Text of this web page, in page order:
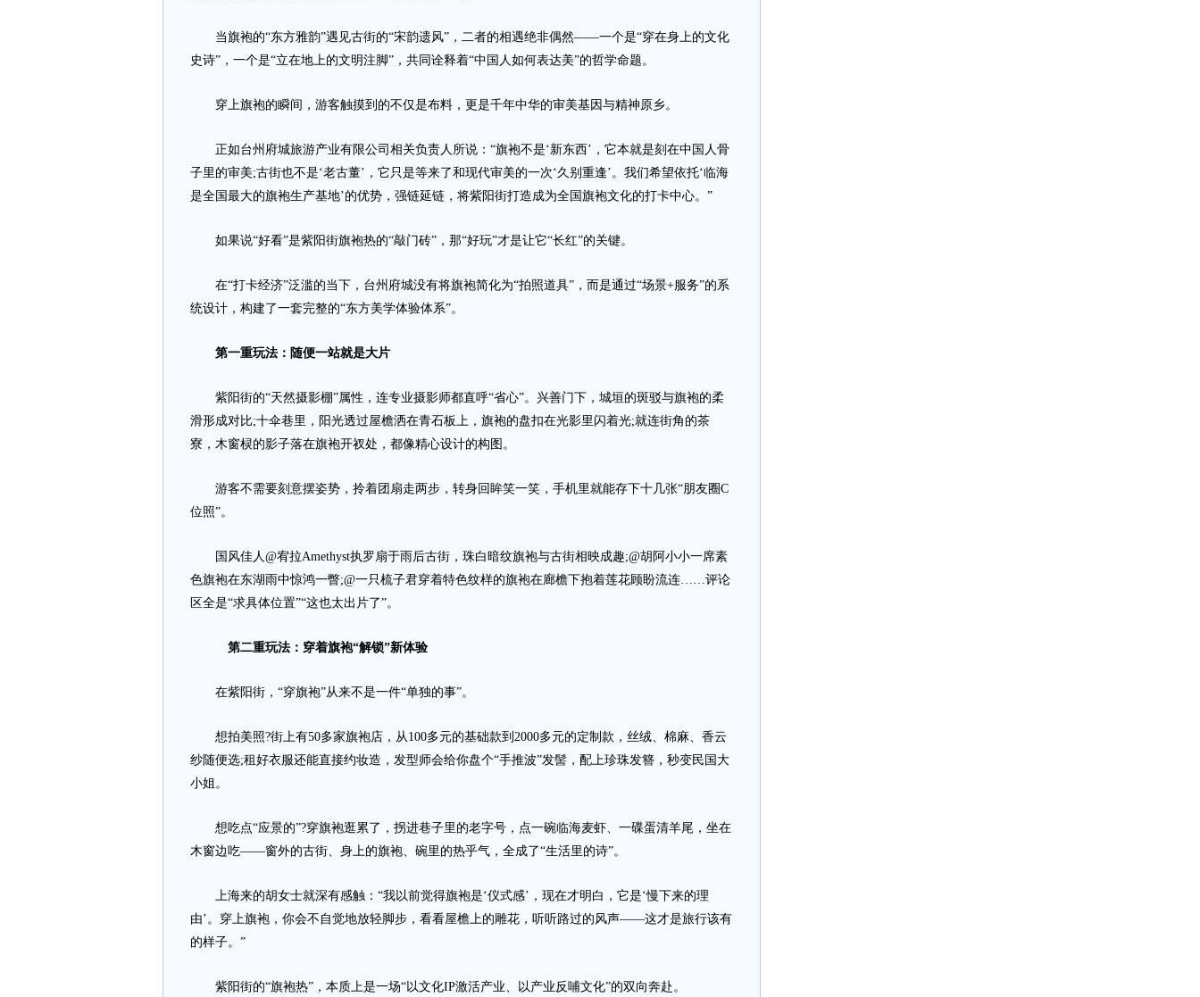
当旗袍的“东方雅韵”遇见古街的“宋韵遗风”，二者的相遇绝非偶然——一个是“穿在身上的文化
史诗”，一个是“立在地上的文明注脚”，共同诠释着“中国人如何表达美”的哲学命题。
穿上旗袍的瞬间，游客触摸到的不仅是布料，更是千年中华的审美基因与精神原乡。
正如台州府城旅游产业有限公司相关负责人所说：“旗袍不是‘新东西’，它本就是刻在中国人骨
子里的审美;古街也不是‘老古董’，它只是等来了和现代审美的一次‘久别重逢’。我们希望依托‘临海
是全国最大的旗袍生产基地’的优势，强链延链，将紫阳街打造成为全国旗袍文化的打卡中心。”
如果说“好看”是紫阳街旗袍热的“敲门砖”，那“好玩”才是让它“长红”的关键。
在“打卡经济”泛滥的当下，台州府城没有将旗袍简化为“拍照道具”，而是通过“场景+服务”的系
统设计，构建了一套完整的“东方美学体验体系”。
第一重玩法：随便一站就是大片
紫阳街的“天然摄影棚”属性，连专业摄影师都直呼“省心”。兴善门下，城垣的斑驳与旗袍的柔
滑形成对比;十伞巷里，阳光透过屋檐洒在青石板上，旗袍的盘扣在光影里闪着光;就连街角的茶
寮，木窗棂的影子落在旗袍开衩处，都像精心设计的构图。
游客不需要刻意摆姿势，拎着团扇走两步，转身回眸笑一笑，手机里就能存下十几张“朋友圈C
位照”。
国风佳人@宥拉Amethyst执罗扇于雨后古街，珠白暗纹旗袍与古街相映成趣;@胡阿小小一席素
色旗袍在东湖雨中惊鸿一瞥;@一只梳子君穿着特色纹样的旗袍在廊檐下抱着莲花顾盼流连……评论
区全是“求具体位置”“这也太出片了”。
第二重玩法：穿着旗袍“解锁”新体验
在紫阳街，“穿旗袍”从来不是一件“单独的事”。
想拍美照?街上有50多家旗袍店，从100多元的基础款到2000多元的定制款，丝绒、棉麻、香云
纱随便选;租好衣服还能直接约妆造，发型师会给你盘个“手推波”发髻，配上珍珠发簪，秒变民国大
小姐。
想吃点“应景的”?穿旗袍逛累了，拐进巷子里的老字号，点一碗临海麦虾、一碟蛋清羊尾，坐在
木窗边吃——窗外的古街、身上的旗袍、碗里的热乎气，全成了“生活里的诗”。
上海来的胡女士就深有感触：“我以前觉得旗袍是‘仪式感’，现在才明白，它是‘慢下来的理
由’。穿上旗袍，你会不自觉地放轻脚步，看看屋檐上的雕花，听听路过的风声——这才是旅行该有
的样子。”
紫阳街的“旗袍热”，本质上是一场“以文化IP激活产业、以产业反哺文化”的双向奔赴。